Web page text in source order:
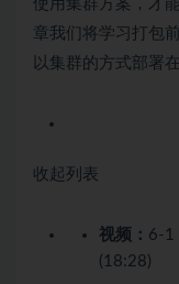
使用集群方案，才
章我们将学习打包
以集群的方式部署
收起列表
视频： 6-1
(18:28)